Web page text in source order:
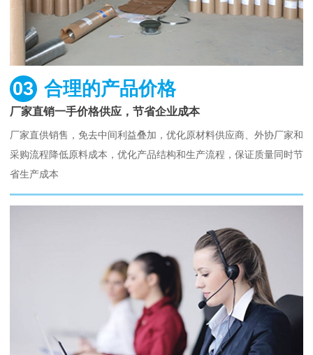
03 合理的产品价格
厂家直销一手价格供应，节省企业成本
厂家直供销售，免去中间利益叠加，优化原材料供应商、外协厂家和
采购流程降低原料成本，优化产品结构和生产流程，保证质量同时节
省生产成本